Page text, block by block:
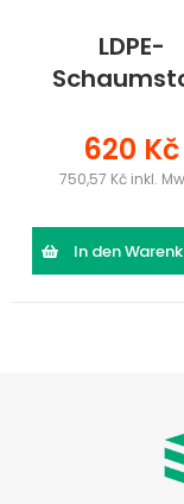
LDPE-
40) mm
620 Kč
750,57 Kč inkl.
In den